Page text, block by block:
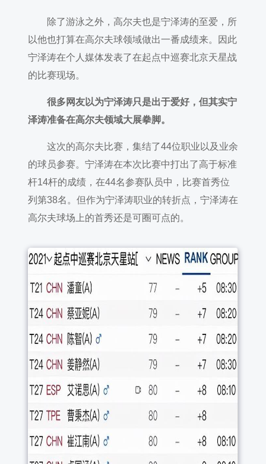
除了游泳之外，高尔夫也是宁泽涛的至爱，所
以他也打算在高尔夫球领域做出一番成绩来。因此
宁泽涛在个人媒体发表了在起点中巡赛北京天星战
的比赛现场。
很多网友以为宁泽涛只是出于爱好，但其实宁
泽涛准备在高尔夫领域大展拳脚。
这次的高尔夫比赛，集结了44位职业以及业余
的球员参赛。宁泽涛在本次比赛中打出了高于标准
杆14杆的成绩，在44名参赛队员中，比赛首秀位
列第38名。但作为宁泽涛职业的转折点，宁泽涛在
高尔夫球场上的首秀还是可圈可点的。